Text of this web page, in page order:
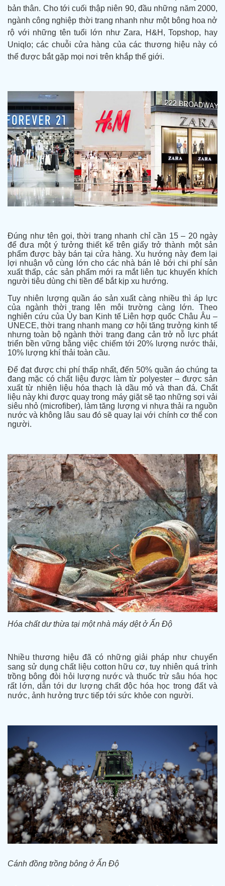
bản thân. Cho tới cuối thập niên 90, đầu những năm 2000,
ngành công nghiệp thời trang nhanh như một bông hoa nở
rộ với những tên tuổi lớn như Zara, H&H, Topshop, hay
Uniqlo; các chuỗi cửa hàng của các thương hiệu này có
thể được bắt gặp mọi nơi trên khắp thế giới.
Đúng như tên gọi, thời trang nhanh chỉ cần 15 – 20 ngày
để đưa một ý tưởng thiết kế trên giấy trở thành một sản
phẩm được bày bán tại cửa hàng. Xu hướng này đem lại
lợi nhuận vô cùng lớn cho các nhà bán lẻ bới chi phí sản
xuất thấp, các sản phẩm mới ra mắt liên tục khuyến khích
người tiêu dùng chi tiền để bắt kịp xu hướng.
Tuy nhiên
lượng quần áo sản xuất càng nhiều thì áp lực
của ngành thời trang lên môi trường càng lớn. Theo
nghiên cứu của Ủy ban Kinh tế Liên hợp quốc Châu Âu –
UNECE, thời trang nhanh mang cơ hội tăng trưởng kinh tế
nhưng toàn bộ ngành thời trang đang cản trở nỗ lực phát
triển bền vững bằng việc chiếm tới 20% lượng nước thải,
10% lượng khí thải toàn cầu.
Để đạt được chi phí thấp nhất, đến 50% quần áo chúng ta
đang mặc có chất liệu được làm từ polyester – được sản
xuất từ nhiên liệu hóa thạch là dầu mỏ và than đá. Chất
liệu này khi được quay trong máy giặt sẽ tạo những sợi vải
siêu nhỏ (microfiber), làm tăng lượng vi nhựa thải ra nguồn
nước và không lâu sau đó sẽ quay lại với chính cơ thể con
người.
Hóa chất dư thừa tại một nhà máy dệt ở Ấn Độ
Nhiều thương hiệu đã có những giải pháp như chuyển
sang sử dụng chất liệu cotton hữu cơ, tuy nhiên quá trình
trồng bông đòi hỏi lượng nước và thuốc trừ sâu hóa học
rất lớn, dẫn tới dư lượng chất độc hóa học trong đất và
nước, ảnh hưởng trực tiếp tới sức khỏe con người.
Cánh đồng trồng bông ở Ấn Độ